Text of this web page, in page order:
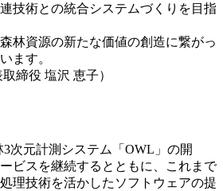
技術との統合システムづくりを目指
林資源の新たな価値の創造に繋がっ
ます。
締役 塩沢 恵子）
次元計測システム「OWL」の開
ビスを継続するとともに、これまで
理技術を活かしたソフトウェアの提